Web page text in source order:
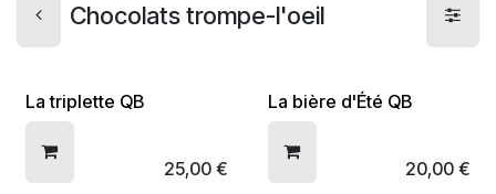
Chocolats trompe-l'oeil
La triplette QB
25,00 €
La bière d'Été QB
20,00 €